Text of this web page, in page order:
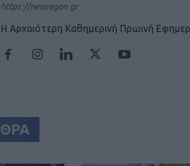
https://neosagon.gr
Η Αρχαιότερη Καθημερινή Πρωινή